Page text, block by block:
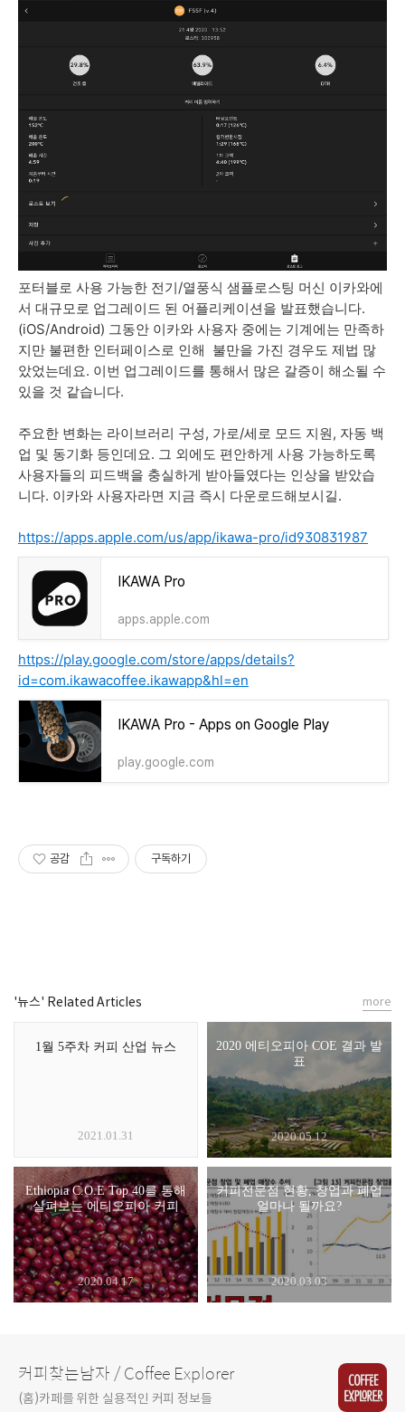
포터블로 사용 가능한 전기/열풍식 샘플로스팅 머신 이카와에
서 대규모로 업그레이드 된 어플리케이션을 발표했습니다.
(iOS/Android) 그동안 이카와 사용자 중에는 기계에는 만족하
지만 불편한 인터페이스로 인해 불만을 가진 경우도 제법 많
았었는데요. 이번 업그레이드를 통해서 많은 갈증이 해소될 수
있을 것 같습니다.
주요한 변화는 라이브러리 구성, 가로/세로 모드 지원, 자동 백
업 및 동기화 등인데요. 그 외에도 편안하게 사용 가능하도록
사용자들의 피드백을 충실하게 받아들였다는 인상을 받았습
니다. 이카와 사용자라면 지금 즉시 다운로드해보시길.
https://apps.apple.com/us/app/ikawa-pro/id930831987
‎IKAWA Pro
apps.apple.com
https://play.google.com/store/apps/details?
id=com.ikawacoffee.ikawapp&hl=en
IKAWA Pro - Apps on Google Play
play.google.com
공감 구독하기
'뉴스' Related Articles
1월 5주차 커피 산업 뉴스
2021.01.31
2020 에티오피아 COE 결과 발
표
2020.05.12
Ethiopia C.O.E Top 40를 통해
살펴보는 에티오피아 커피
2020.04.17
커피전문점 현황, 창업과 폐업
얼마나 될까요?
2020.03.03
more
커피찾는남자 / Coffee Explorer
(홈)카페를 위한 실용적인 커피 정보들